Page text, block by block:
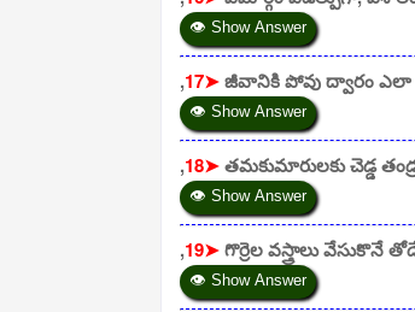
👁 Show Answer
,17➤జీవానికి పోవు ద్వారం ఎలా
👁 Show Answer
,18➤తమకుమారులకు చెడ్డ
👁 Show Answer
,19➤గొర్రెల వస్త్రాలు వేసుకొనే
👁 Show Answer